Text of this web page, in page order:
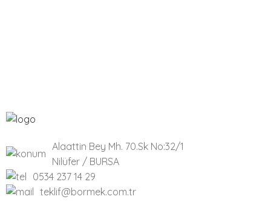
Alaattin Bey Mh. 70.Sk No:32/1
Nilüfer / BURSA
0534 237 14 29
teklif@bormek.com.tr